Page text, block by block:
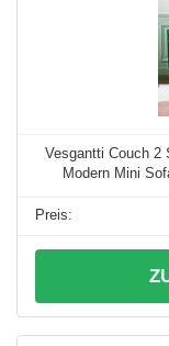
Vesgantti Couch 2
Modern Mini